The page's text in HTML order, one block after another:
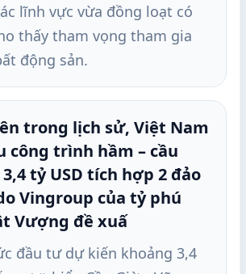
lĩnh vực vừa đồng loạt có
thấy tham vọng tham gia
động sản.
trong lịch sử, Việt Nam
công trình hầm – cầu
tỷ USD tích hợp 2 đảo
Vingroup của tỷ phú
Vượng đề xuấ
đầu tư dự kiến khoảng 3,4